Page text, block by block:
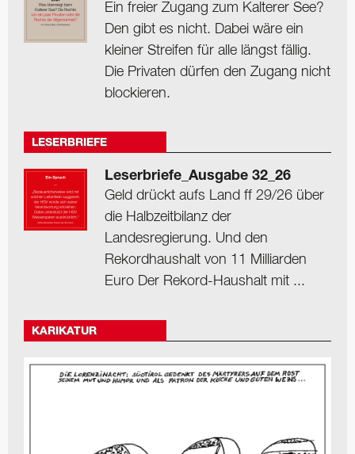
Ein freier Zugang zum Kalterer See?
Den gibt es nicht. Dabei wäre ein
kleiner Streifen für alle längst fällig.
Die Privaten dürfen den Zugang nicht
blockieren.
LESERBRIEFE
Leserbriefe_Ausgabe 32_26
Geld drückt aufs Land ff 29/26 über
die Halbzeitbilanz der
Landesregierung. Und den
Rekordhaushalt von 11 Milliarden
Euro Der Rekord-Haushalt mit ...
KARIKATUR